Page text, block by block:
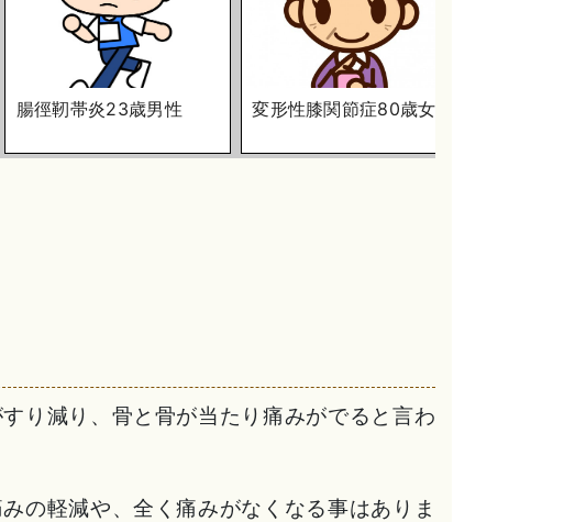
腸徑靭帯炎23歳男性 変形性膝関節症80歳女性
り減り、骨と骨が当たり痛みがでると言わ
の軽減や、全く痛みがなくなる事はありま